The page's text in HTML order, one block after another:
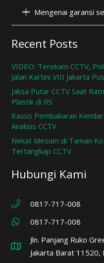
Mengenai garansi
Recent Posts
VIDEO: Terekam CCTV,
Jalan Kartini VIII Jakarta
Jaksa Putar CCTV Saat
Plastik di RS
Kasus Pembakaran
Analisis CCTV
Nekat Mesum di Taman
Tertangkap CCTV
Hubungi Kami
0817-717-008
0817-717-008
Jln. Panjang Ruko
Jakarta Barat 11520,